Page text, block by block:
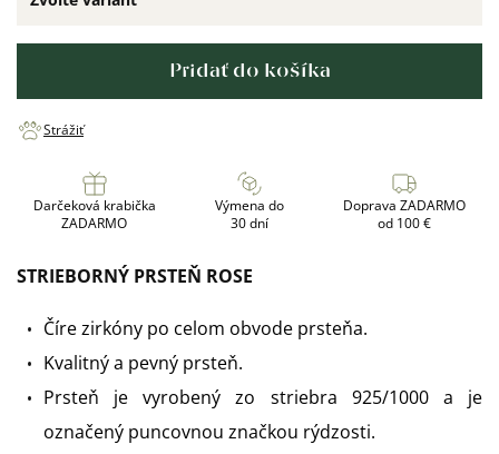
Pridať do košíka
Strážiť
Darčeková krabička
ZADARMO
Výmena do
30 dní
Doprava ZADARMO
od 100 €
STRIEBORNÝ PRSTEŇ ROSE
Číre zirkóny po celom obvode prsteňa.
Kvalitný a pevný prsteň.
Prsteň je vyrobený zo striebra 925/1000 a je
označený puncovnou značkou rýdzosti.